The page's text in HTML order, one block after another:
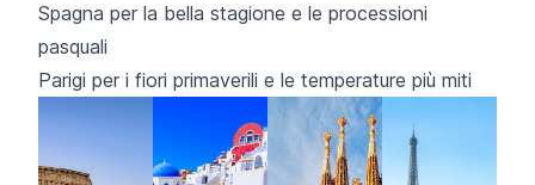
Spagna per la bella stagione e le processioni
pasquali
Parigi per i fiori primaverili e le temperature più miti